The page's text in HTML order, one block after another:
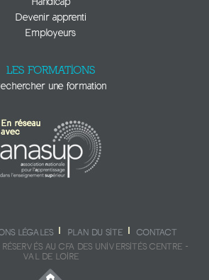
Devenir apprenti
Employeurs
LES FORMATIONS
une formation
LÉGALES PLAN DU SITE
CONTACT
AU CFA DES UNIVERSITÉS CENTRE -
VAL DE LOIRE